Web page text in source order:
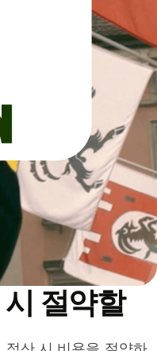
절약할